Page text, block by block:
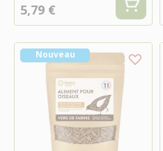
5,79 €
Nouveau